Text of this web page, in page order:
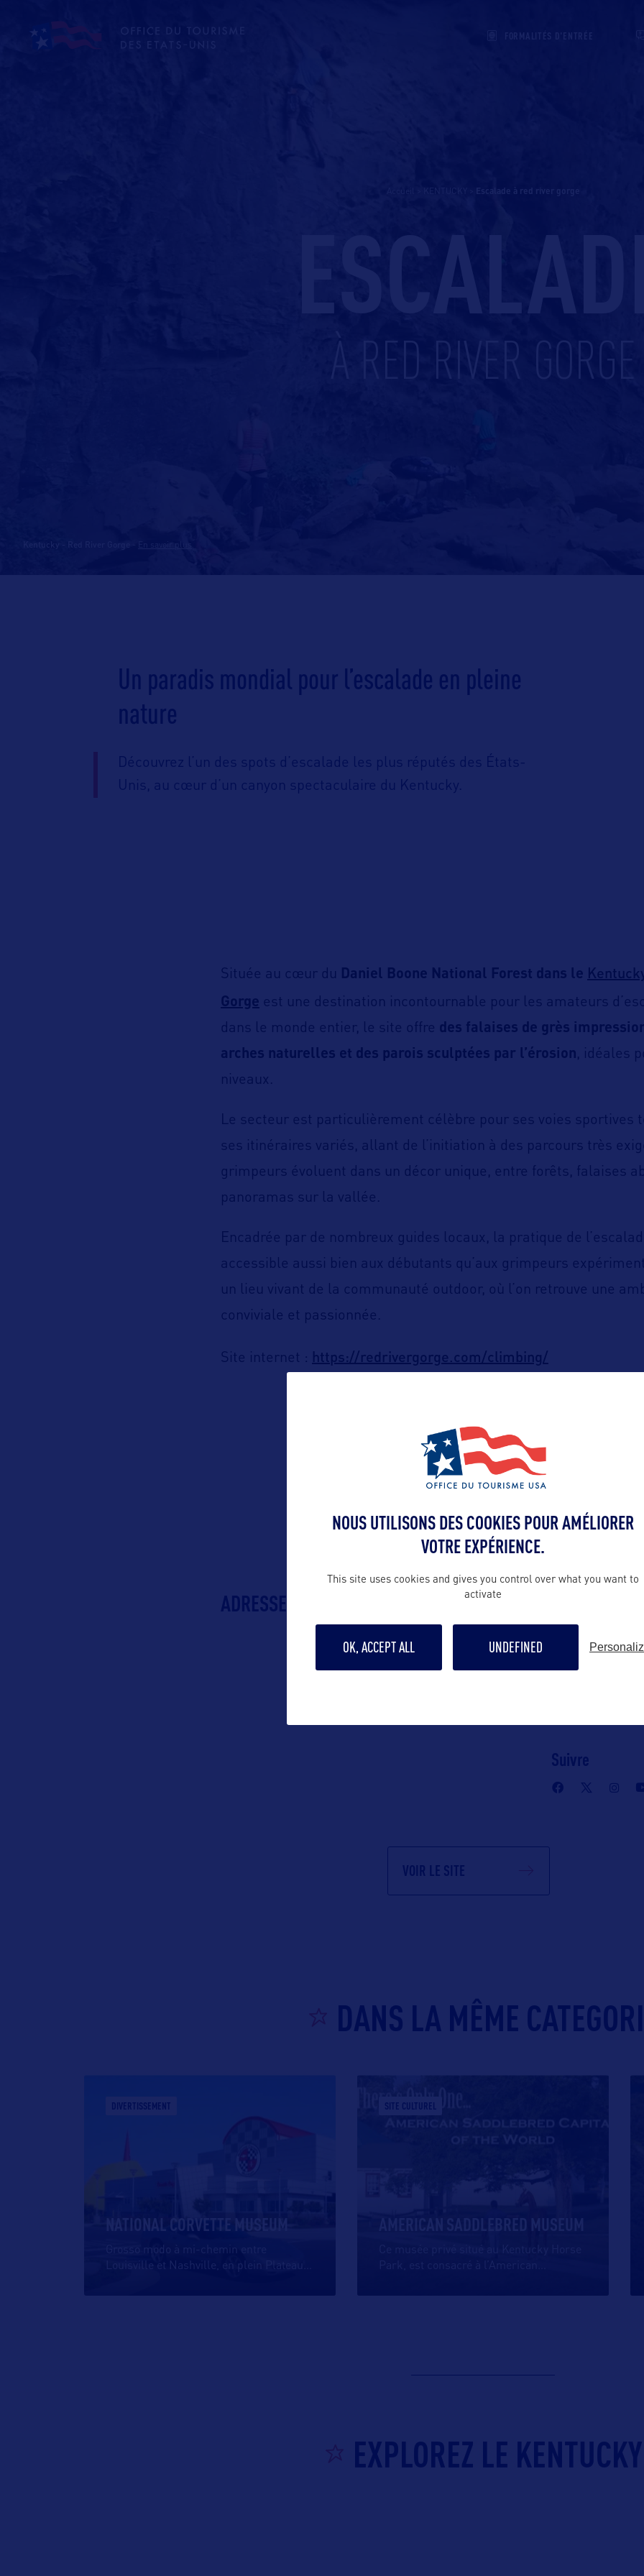
ESCALADE
À RED RIVER GORGE
Un paradis mondial pour l’escalade en pleine
nature
Découvrez l’un des spots d’escalade les plus réputés des États-
Unis, au cœur d’un canyon spectaculaire du Kentucky.
Située au cœur du Daniel Boone National Forest dans le
Gorge est une destination incontournable pour les amateurs
dans le monde entier, le site offre des falaises de grès
arches naturelles et des parois sculptées par l’érosion, idéales
niveaux.
Le secteur est particulièrement célèbre pour ses voies sportives
ses itinéraires variés, allant de l’initiation à des parcours très
grimpeurs évoluent dans un décor unique, entre forêts, falaises
panoramas sur la vallée.
Encadrée par de nombreux guides locaux, la pratique de
accessible aussi bien aux débutants qu’aux grimpeurs
un lieu vivant de la communauté outdoor, où l’on retrouve une
conviviale et passionnée.
Site internet : https://redrivergorge.com/climbing/
ALLEZ PLUS LOIN
ADRESSES
Suivre
VOIR LE SITE
DANS LA MÊME
DIVERTISSEMENT
NATIONAL CORVETTE MUSEUM
Grosso modo à mi-chemin entre
Louisville et Nashville, en plein Plateau
SITE CULTUREL
AMERICAN SADDLEBRED MUSEUM
EXPLOREZ LE KENTUCKY
NOUS UTILISONS DES COOKIES POUR AMÉLIORER
VOTRE EXPÉRIENCE.
This site uses cookies and gives you control over what you want to
activate
OK, ACCEPT ALL UNDEFINED